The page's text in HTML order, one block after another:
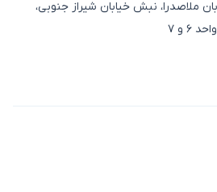
ملاصدرا، نبش خیابان شیراز جنوبی،